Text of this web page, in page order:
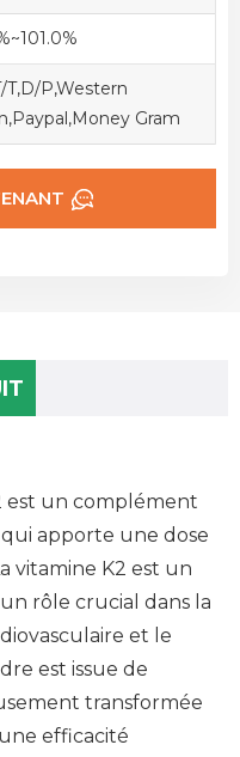
T,D/P,Western
Gram
est un complément
apporte une dose
vitamine K2 est un
rôle crucial dans la
et le
est issue de
transformée
efficacité